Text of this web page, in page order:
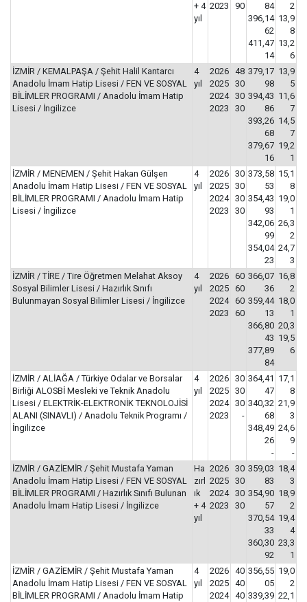
+ 4
yıl
2023
90
84
396,14
62
411,47
14
2
13,9
8
13,2
6
İZMİR / KEMALPAŞA / Şehit Halil Kantarcı
Anadolu İmam Hatip Lisesi / FEN VE SOSYAL
BİLİMLER PROGRAMI / Anadolu İmam Hatip
Lisesi / İngilizce
4
yıl
2026
2025
2024
2023
48
30
30
30
379,17
98
394,43
86
393,26
68
379,67
16
13,9
5
11,6
7
14,5
7
19,2
1
İZMİR / MENEMEN / Şehit Hakan Gülşen
Anadolu İmam Hatip Lisesi / FEN VE SOSYAL
BİLİMLER PROGRAMI / Anadolu İmam Hatip
Lisesi / İngilizce
4
yıl
2026
2025
2024
2023
30
30
30
30
373,58
53
354,43
93
342,06
99
354,04
23
15,1
8
19,0
1
26,3
2
24,7
3
İZMİR / TİRE / Tire Öğretmen Melahat Aksoy
Sosyal Bilimler Lisesi / Hazırlık Sınıfı
Bulunmayan Sosyal Bilimler Lisesi / İngilizce
4
yıl
2026
2025
2024
2023
60
60
60
60
366,07
36
359,44
13
366,80
43
377,89
84
16,8
2
18,0
1
20,3
19,5
6
İZMİR / ALİAĞA / Türkiye Odalar ve Borsalar
Birliği ALOSBİ Mesleki ve Teknik Anadolu
Lisesi / ELEKTRİK-ELEKTRONİK TEKNOLOJİSİ
ALANI (SINAVLI) / Anadolu Teknik Programı /
İngilizce
4
yıl
2026
2025
2024
2023
30
30
30
-
364,41
47
340,32
68
348,49
26
-
17,1
8
21,9
3
24,6
9
-
İZMİR / GAZİEMİR / Şehit Mustafa Yaman
Anadolu İmam Hatip Lisesi / FEN VE SOSYAL
BİLİMLER PROGRAMI / Hazırlık Sınıfı Bulunan
Anadolu İmam Hatip Lisesi / İngilizce
Ha
zırl
ık
+ 4
yıl
2026
2025
2024
2023
30
30
30
30
359,03
83
354,90
57
370,54
33
360,30
92
18,4
3
18,9
2
19,4
4
23,3
1
İZMİR / GAZİEMİR / Şehit Mustafa Yaman
Anadolu İmam Hatip Lisesi / FEN VE SOSYAL
BİLİMLER PROGRAMI / Anadolu İmam Hatip
4
yıl
2026
2025
2024
40
40
40
356,55
05
339,39
19,0
2
22,1